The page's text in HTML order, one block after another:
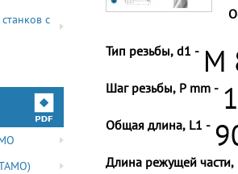
с
Тип резьбы, d1 - M
Шаг резьбы, P mm -
Общая длина, L1 -
Длина режущей части,